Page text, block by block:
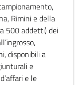
Rimini e della
500 addetti) dei
disponibili a
e
e le